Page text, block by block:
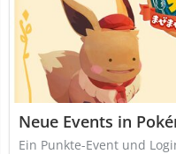
Neue Events in
Ein Punkte-Event und